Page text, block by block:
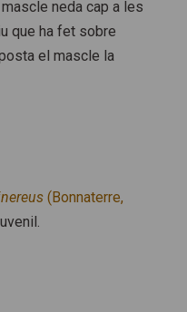
neda cap a les
que ha fet sobre
el mascle la
(Bonnaterre,